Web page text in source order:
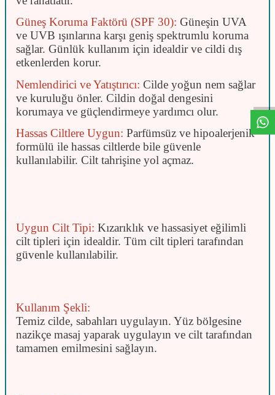
Güneş Koruma Faktörü (SPF 30): Güneşin UVA
ve UVB ışınlarına karşı geniş spektrumlu koruma
sağlar. Günlük kullanım için idealdir ve cildi dış
etkenlerden korur.
Nemlendirici ve Yatıştırıcı: Cilde yoğun nem sağlar
ve kuruluğu önler. Cildin doğal dengesini
korumaya ve güçlendirmeye yardımcı olur.
Hassas Ciltlere Uygun: Parfümsüz ve hipoalerjenik
formülü ile hassas ciltlerde bile güvenle
kullanılabilir. Cilt tahrişine yol açmaz.
Uygun Cilt Tipi: Kızarıklık ve hassasiyet eğilimli
cilt tipleri için idealdir. Tüm cilt tipleri tarafından
güvenle kullanılabilir.
Kullanım Şekli:
Temiz cilde, sabahları uygulayın. Yüz bölgesine
nazikçe masaj yaparak uygulayın ve cilt tarafından
tamamen emilmesini sağlayın.